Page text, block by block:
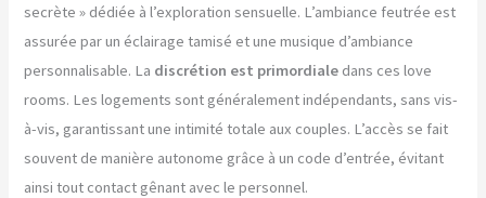
secrète » dédiée à l’exploration sensuelle. L’ambiance feutrée est
assurée par un éclairage tamisé et une musique d’ambiance
personnalisable. La discrétion est primordiale dans ces love
rooms. Les logements sont généralement indépendants, sans vis-
à-vis, garantissant une intimité totale aux couples. L’accès se fait
souvent de manière autonome grâce à un code d’entrée, évitant
ainsi tout contact gênant avec le personnel.